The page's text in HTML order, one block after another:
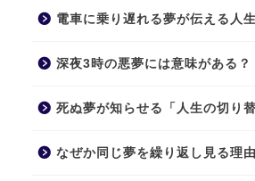
電車に乗り遅れる夢が伝える人
深夜3時の悪夢には意味がある？
死ぬ夢が知らせる「人生の切り替
なぜか同じ夢を繰り返し見る理由